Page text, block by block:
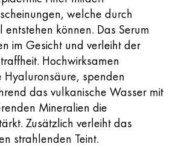
welche durch
können. Das Serum
im Gesicht und verleiht der
Hochwirksamen
Hyaluronsäure, spenden
das vulkanische Wasser mit
Mineralien die
Zusätzlich verleiht das
strahlenden Teint.